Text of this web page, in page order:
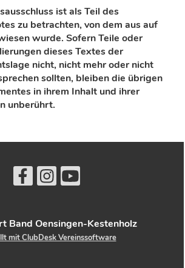
ist als Teil des
zu betrachten, von dem aus auf
wurde. Sofern Teile oder
dieses Textes der
nicht, nicht mehr oder nicht
sollten, bleiben die übrigen
in ihrem Inhalt und ihrer
unberührt.
Band Oensingen-Kestenholz
mit ClubDesk Vereinssoftware